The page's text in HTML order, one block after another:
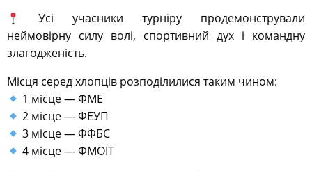
Усі учасники турніру продемонстрували
неймовірну силу волі, спортивний дух і командну
злагодженість.
Місця серед хлопців розподілилися таким чином:
1 місце — ФМЕ
2 місце — ФЕУП
3 місце — ФФБС
4 місце — ФМОІТ